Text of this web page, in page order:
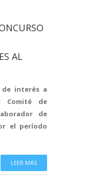
AL
de interés a
Comité de
de
el período
LEER MÁS